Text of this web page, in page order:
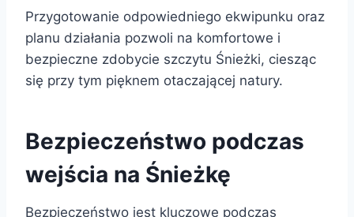
Przygotowanie odpowiedniego ekwipunku oraz
planu działania pozwoli na komfortowe i
bezpieczne zdobycie szczytu Śnieżki, ciesząc
się przy tym pięknem otaczającej natury.
Bezpieczeństwo podczas
wejścia na Śnieżkę
Bezpieczeństwo jest kluczowe podczas